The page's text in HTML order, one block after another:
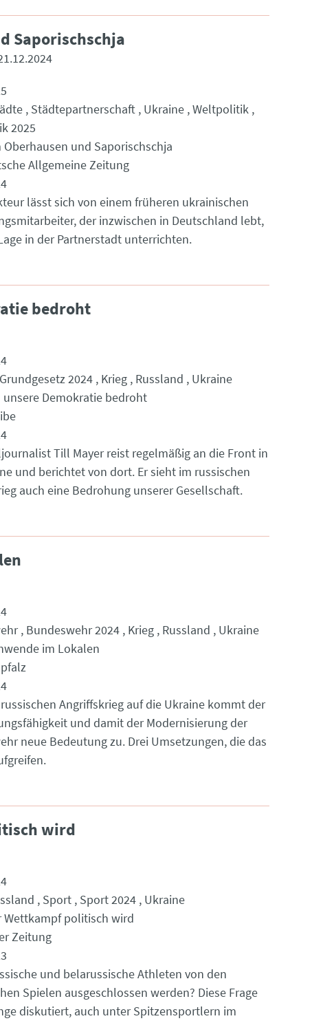
Saporischschja
Städtepartnerschaft Ukraine Weltpolitik
2025
Oberhausen und Saporischschja
Allgemeine Zeitung
lässt sich von einem früheren ukrainischen
der inzwischen in Deutschland lebt,
in der Partnerstadt unterrichten.
bedroht
2024 Krieg Russland
Ukraine
unsere Demokratie bedroht
Till Mayer reist regelmäßig an die Front in
und berichtet von dort. Er sieht im russischen
auch eine Bedrohung unserer Gesellschaft.
Bundeswehr 2024 Krieg Russland
Ukraine
im Lokalen
Angriffskrieg auf die Ukraine kommt der
und damit der Modernisierung der
neue Bedeutung zu. Drei Umsetzungen, die das
wird
Sport Sport 2024 Ukraine
Wettkampf politisch wird
Zeitung
und belarussische Athleten von den
Spielen ausgeschlossen werden? Diese Frage
diskutiert, auch unter Spitzensportlern im